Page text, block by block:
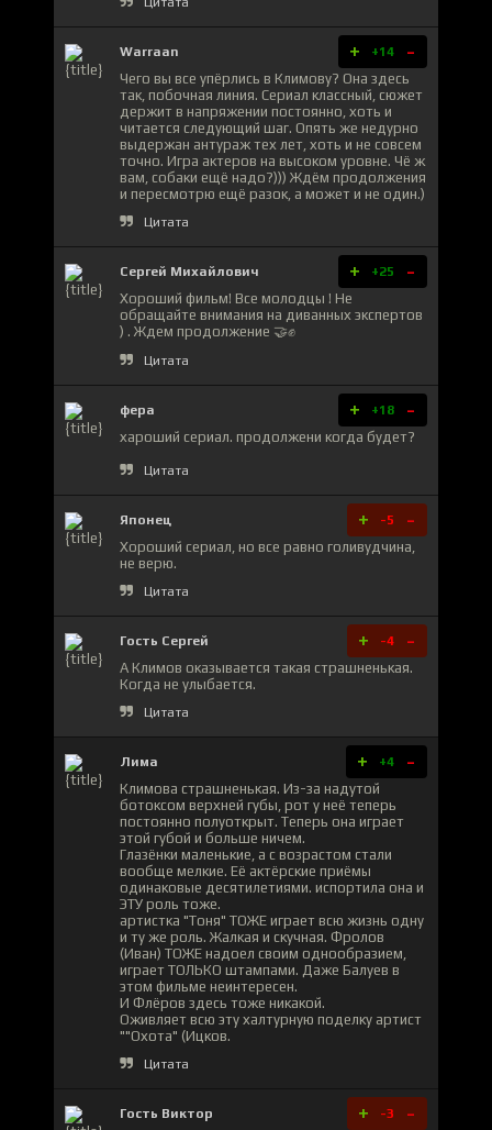
Warraan + +14 -
Чего вы все упёрлись в Климову? Она здесь
так, побочная линия. Сериал классный, сюжет
держит в напряжении постоянно, хоть и
читается следующий шаг. Опять же недурно
выдержан антураж тех лет, хоть и не совсем
точно. Игра актеров на высоком уровне. Чё ж
вам, собаки ещё надо?))) Ждём продолжения
и пересмотрю ещё разок, а может и не один.)
Цитата
Сергей Михайлович + +25 -
Хороший фильм! Все молодцы ! Не
обращайте внимания на диванных экспертов
) . Ждем продолжение 🤝✊
Цитата
фера + +18 -
хароший сериал. продолжени когда будет?
Цитата
Японец + -5 -
Хороший сериал, но все равно голивудчина,
не верю.
Цитата
Гость Сергей + -4 -
А Климов оказывается такая страшненькая.
Когда не улыбается.
Цитата
Лима + +4 -
Климова страшненькая. Из-за надутой
ботоксом верхней губы, рот у неё теперь
постоянно полуоткрыт. Теперь она играет
этой губой и больше ничем.
Глазёнки маленькие, а с возрастом стали
вообще мелкие. Её актёрские приёмы
одинаковые десятилетиями. испортила она и
ЭТУ роль тоже.
артистка "Тоня" ТОЖЕ играет всю жизнь одну
и ту же роль. Жалкая и скучная. Фролов
(Иван) ТОЖЕ надоел своим однообразием,
играет ТОЛЬКО штампами. Даже Балуев в
этом фильме неинтересен.
И Флёров здесь тоже никакой.
Оживляет всю эту халтурную поделку артист
""Охота" (Ицков.
Цитата
Гость Виктор + -3 -